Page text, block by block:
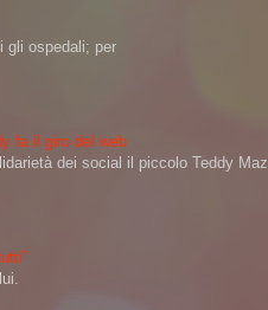
gli ospedali; per
fa il giro del web
dei social il piccolo Teddy